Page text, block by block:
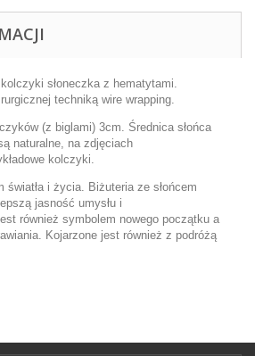
słoneczka z hematytami.
techniką wire wrapping.
(z biglami) 3cm. Średnica słońca
naturalne, na zdjęciach
kolczyki.
światła i życia. Biżuteria ze słońcem
jasność umysłu i
również symbolem nowego początku a
Kojarzone jest również z podróżą